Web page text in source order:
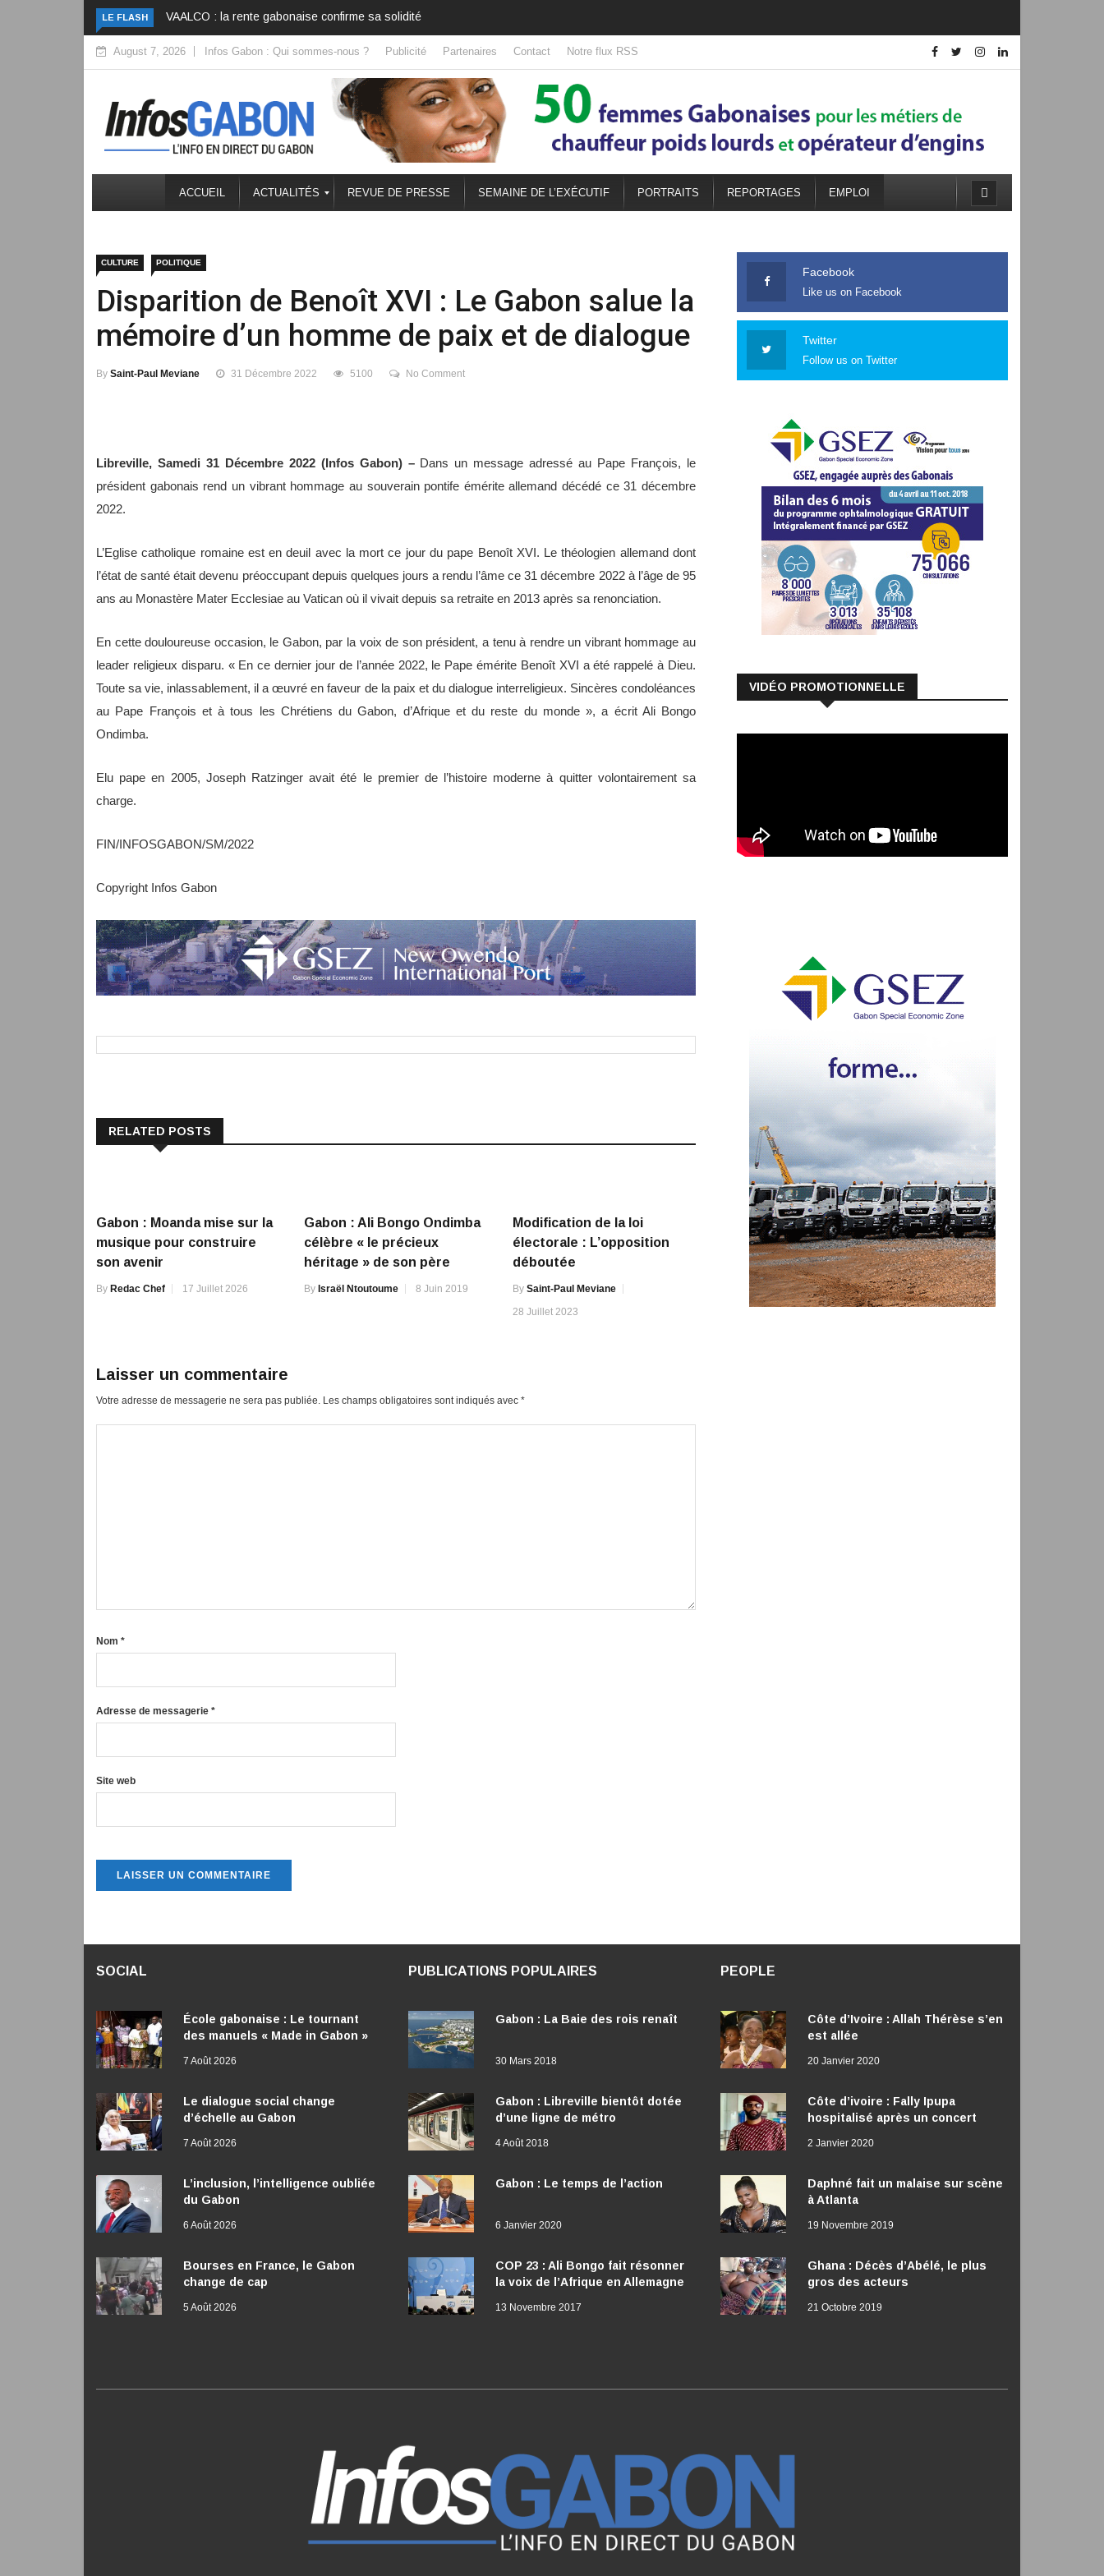
LE FLASH VAALCO : la rente gabonaise confirme sa soliditéGabon : La bataille logistique des grands projets
August 7, 2026 Infos Gabon : Qui sommes-nous ? Publicité Partenaires Contact Notre flux RSS
ACCUEIL ACTUALITÉS REVUE DE PRESSE SEMAINE DE L’EXÉCUTIF PORTRAITS REPORTAGES EMPLOI
CULTURE POLITIQUE
Disparition de Benoît XVI : Le Gabon salue la
mémoire d’un homme de paix et de dialogue
By Saint-Paul Meviane 31 Décembre 2022 5100 No Comment
Libreville, Samedi 31 Décembre 2022 (Infos Gabon) –Dans un message adressé au Pape François, le
président gabonais rend un vibrant hommage au souverain pontife émérite allemand décédé ce 31 décembre
2022.
L’Eglise catholique romaine est en deuil avec la mort ce jour du pape Benoît XVI. Le théologien allemand dont
l’état de santé était devenu préoccupant depuis quelques jours a rendu l’âme ce 31 décembre 2022 à l’âge de 95
ans au Monastère Mater Ecclesiae au Vatican où il vivait depuis sa retraite en 2013 après sa renonciation.
En cette douloureuse occasion, le Gabon, par la voix de son président, a tenu à rendre un vibrant hommage au
leader religieux disparu. « En ce dernier jour de l’année 2022, le Pape émérite Benoît XVI a été rappelé à Dieu.
Toute sa vie, inlassablement, il a œuvré en faveur de la paix et du dialogue interreligieux. Sincères condoléances
au Pape François et à tous les Chrétiens du Gabon, d’Afrique et du reste du monde », a écrit Ali Bongo
Ondimba.
Elu pape en 2005, Joseph Ratzinger avait été le premier de l’histoire moderne à quitter volontairement sa
charge.
FIN/INFOSGABON/SM/2022
Copyright Infos Gabon
RELATED POSTS
Gabon : Moanda mise sur la
musique pour construire
son avenir
By Redac Chef 17 Juillet 2026
Gabon : Ali Bongo Ondimba
célèbre « le précieux
héritage » de son père
ByIsraël Ntoutoume 8 Juin 2019
Modification de la loi
électorale : L’opposition
déboutée
By Saint-Paul Meviane
28 Juillet 2023
Laisser un commentaire
Votre adresse de messagerie ne sera pas publiée. Les champs obligatoires sont indiqués avec *
Nom *
Adresse de messagerie *
Site web
Facebook
Like us on Facebook
Twitter
Follow us on Twitter
VIDÉO PROMOTIONNELLE
SOCIAL
École gabonaise : Le tournant
des manuels « Made in Gabon »
7 Août 2026
Le dialogue social change
d’échelle au Gabon
7 Août 2026
L’inclusion, l’intelligence oubliée
du Gabon
6 Août 2026
Bourses en France, le Gabon
change de cap
5 Août 2026
PUBLICATIONS POPULAIRES
Gabon : La Baie des rois renaît
30 Mars 2018
Gabon : Libreville bientôt dotée
d’une ligne de métro
4 Août 2018
Gabon : Le temps de l’action
6 Janvier 2020
COP 23 : Ali Bongo fait résonner
la voix de l’Afrique en Allemagne
13 Novembre 2017
PEOPLE
Côte d’Ivoire : Allah Thérèse s’en
est allée
20 Janvier 2020
Côte d’ivoire : Fally Ipupa
hospitalisé après un concert
2 Janvier 2020
Daphné fait un malaise sur scène
à Atlanta
19 Novembre 2019
Ghana : Décès d’Abélé, le plus
gros des acteurs
21 Octobre 2019